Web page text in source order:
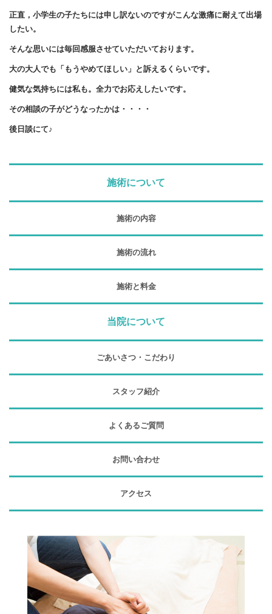
正直，小学生の子たちには申し訳ないのですがこんな激痛に耐えて出場
したい。
そんな思いには毎回感服させていただいております。
大の大人でも「もうやめてほしい」と訴えるくらいです。
健気な気持ちには私も。全力でお応えしたいです。
その相談の子がどうなったかは・・・・
後日談にて♪
施術について
施術の内容
施術の流れ
施術と料金
当院について
ごあいさつ・こだわり
スタッフ紹介
よくあるご質問
お問い合わせ
アクセス